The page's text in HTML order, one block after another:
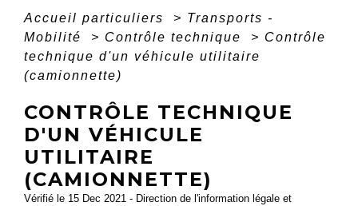
Accueil particuliers > Transports -
Mobilité
> Contrôle technique > Contrôle
technique d'un véhicule utilitaire
(camionnette)
CONTRÔLE TECHNIQUE
D'UN VÉHICULE
UTILITAIRE
(CAMIONNETTE)
Vérifié le 15 Dec 2021 - Direction de l'information légale et